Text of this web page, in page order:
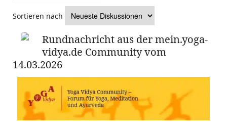
Sortieren nach
Rundnachricht aus der mein.yoga-
vidya.de Community vom
14.03.2026